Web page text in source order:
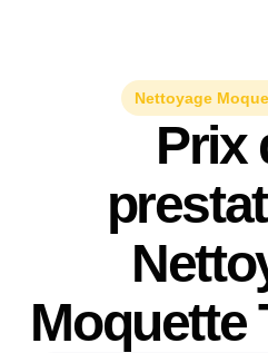
Nettoyage
Prix
Moquette